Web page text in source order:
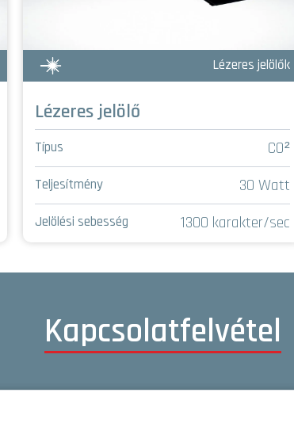
Lézeres jelölők
Lézeres jelölő
Típus CO²
Teljesítmény 30 Watt
Jelölési sebesség 1300 karakter/sec
Kapcsolatfelvétel